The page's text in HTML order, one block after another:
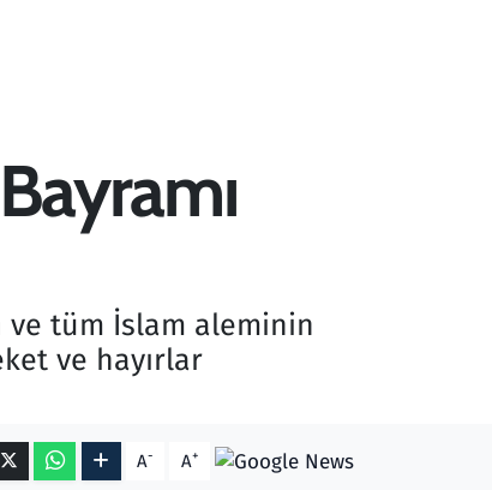
ve tüm İslam aleminin
ve hayırlar
A- A+